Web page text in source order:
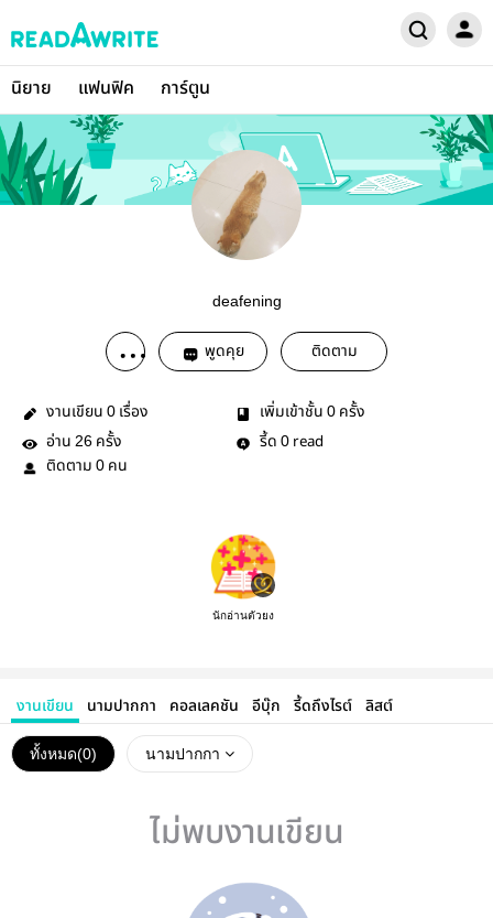
นิยาย แฟนฟิค การ์ตูน
deafening
พูดคุย ติดตาม
งานเขียน 0 เรื่อง เพิ่มเข้าชั้น 0 ครั้ง
อ่าน 26 ครั้ง รี้ด 0 read
ติดตาม 0 คน
นักอ่านตัวยง
งานเขียน นามปากกา คอลเลคชัน อีบุ๊ก รี้ดถึงไรต์ ลิสต์
ทั้งหมด(0) นามปากกา
ไม่พบงานเขียน